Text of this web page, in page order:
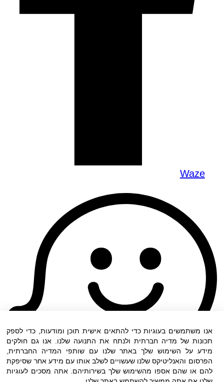
Waze
אנו משתמשים בעוגיות כדי להתאים אישית תוכן ומודעות, כדי לספק
תכונות של מדיה חברתית ולנתח את התנועה שלנו. אנו גם חולקים
מידע על השימוש שלך באתר שלנו עם שותפי המדיה החברתית,
הפרסום והאנליטיקס שלנו שעשויים לשלב אותו עם מידע אחר שסיפקת
להם או שהם אספו מהשימוש שלך בשירותיהם. אתה מסכים לעוגיות